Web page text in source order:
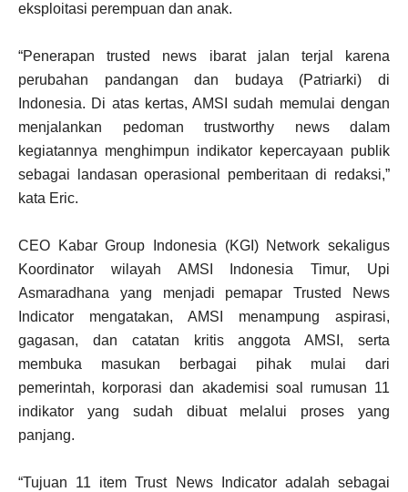
eksploitasi perempuan dan anak.
“Penerapan trusted news ibarat jalan terjal karena
perubahan pandangan dan budaya (Patriarki) di
Indonesia. Di atas kertas, AMSI sudah memulai dengan
menjalankan pedoman trustworthy news dalam
kegiatannya menghimpun indikator kepercayaan publik
sebagai landasan operasional pemberitaan di redaksi,”
kata Eric.
CEO Kabar Group Indonesia (KGI) Network sekaligus
Koordinator wilayah AMSI Indonesia Timur, Upi
Asmaradhana yang menjadi pemapar Trusted News
Indicator mengatakan, AMSI menampung aspirasi,
gagasan, dan catatan kritis anggota AMSI, serta
membuka masukan berbagai pihak mulai dari
pemerintah, korporasi dan akademisi soal rumusan 11
indikator yang sudah dibuat melalui proses yang
panjang.
“Tujuan 11 item Trust News Indicator adalah sebagai